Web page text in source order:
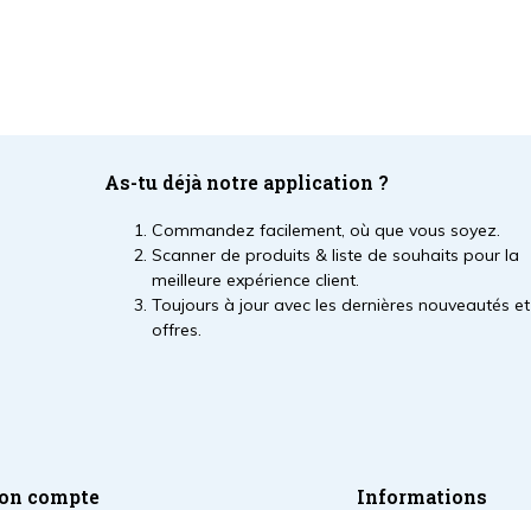
As-tu déjà notre application ?
Commandez facilement, où que vous soyez.
Scanner de produits & liste de souhaits pour la
meilleure expérience client.
Toujours à jour avec les dernières nouveautés et
offres.
compte Informations